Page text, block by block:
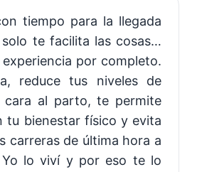
tiempo para la llegada
te facilita las cosas…
por completo.
reduce tus niveles de
cara al parto, te permite
tu bienestar físico y evita
carreras de última hora a
Yo lo viví y por eso te lo